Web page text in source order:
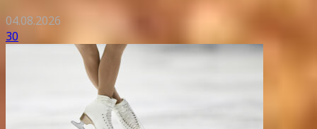
04.08.2026
30